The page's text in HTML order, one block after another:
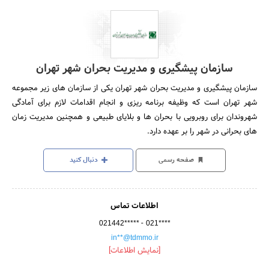
سازمان پیشگیری و مدیریت بحران شهر تهران
سازمان پیشگیری و مدیریت بحران شهر تهران یکی از سازمان های زیر مجموعه
شهر تهران است که وظیفه برنامه ریزی و انجام اقدامات لازم برای آمادگی
شهروندان برای روبرویی با بحران ها و بلایای طبیعی و همچنین مدیریت زمان
های بحرانی در شهر را بر عهده دارد.
صفحه رسمی دنبال کنید
اطلاعات تماس
021442***** - 021****
in**@tdmmo.ir
[نمایش اطلاعات]